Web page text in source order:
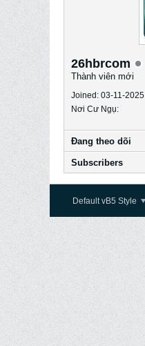
26hbrcom
Thành viên mới
Joined: 03-11-2025
Nơi Cư Ngụ:
Ðang theo dõi
Subscribers
Default vB5 Style